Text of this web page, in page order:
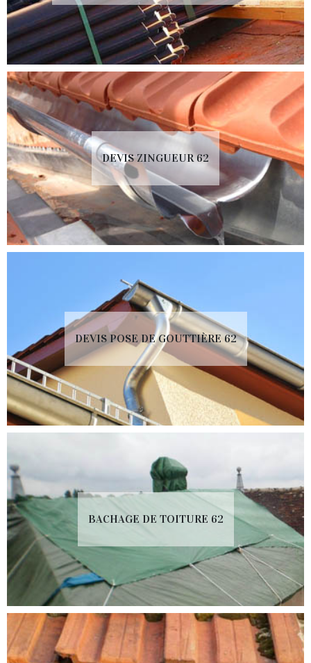
DEVIS ZINGUEUR 62
DEVIS POSE DE GOUTTIÈRE 62
BACHAGE DE TOITURE 62